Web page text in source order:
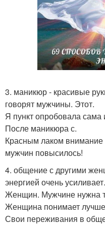
3. маникюр - красивые
говорят мужчины. Этот.
Я пункт опробовала сама
После маникюра с.
Красным лаком
мужчин повысилось!
4. общение с другими
энергией очень усиливает.
Женщин. Мужчине нужна
Женщина понимает
Свои переживания в